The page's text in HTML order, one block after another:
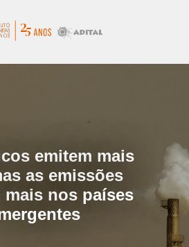
emitem mais
as emissões
mais nos países